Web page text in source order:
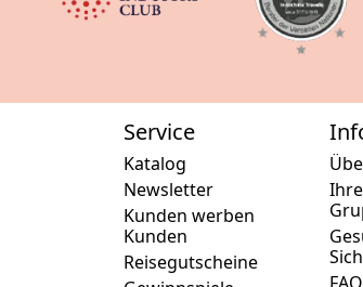
Service
Katalog
Newsletter
Kunden werben
Kunden
Reisegutscheine